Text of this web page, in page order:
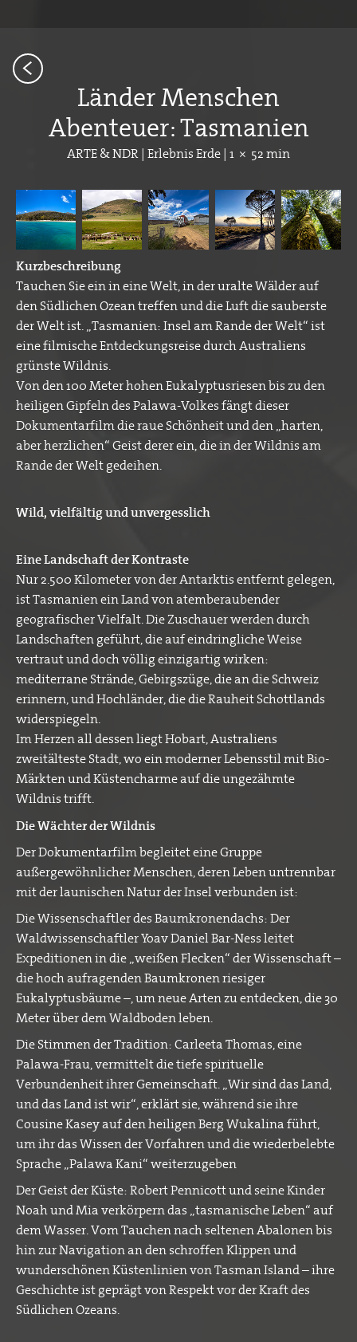
<
Länder Menschen
Abenteuer: Tasmanien
ARTE & NDR | Erlebnis Erde | 1 × 52 min
Kurzbeschreibung
Tauchen Sie ein in eine Welt, in der uralte Wälder auf
den Südlichen Ozean treffen und die Luft die sauberste
der Welt ist. „Tasmanien: Insel am Rande der Welt“ ist
eine filmische Entdeckungsreise durch Australiens
grünste Wildnis.
Von den 100 Meter hohen Eukalyptusriesen bis zu den
heiligen Gipfeln des Palawa-Volkes fängt dieser
Dokumentarfilm die raue Schönheit und den „harten,
aber herzlichen“ Geist derer ein, die in der Wildnis am
Rande der Welt gedeihen.
Wild, vielfältig und unvergesslich
Eine Landschaft der Kontraste
Nur 2.500 Kilometer von der Antarktis entfernt gelegen,
ist Tasmanien ein Land von atemberaubender
geografischer Vielfalt. Die Zuschauer werden durch
Landschaften geführt, die auf eindringliche Weise
vertraut und doch völlig einzigartig wirken:
mediterrane Strände, Gebirgszüge, die an die Schweiz
erinnern, und Hochländer, die die Rauheit Schottlands
widerspiegeln.
Im Herzen all dessen liegt Hobart, Australiens
zweitälteste Stadt, wo ein moderner Lebensstil mit Bio-
Märkten und Küstencharme auf die ungezähmte
Wildnis trifft.
Die Wächter der Wildnis
Der Dokumentarfilm begleitet eine Gruppe
außergewöhnlicher Menschen, deren Leben untrennbar
mit der launischen Natur der Insel verbunden ist:
Die Wissenschaftler des Baumkronendachs: Der
Waldwissenschaftler Yoav Daniel Bar-Ness leitet
Expeditionen in die „weißen Flecken“ der Wissenschaft –
die hoch aufragenden Baumkronen riesiger
Eukalyptusbäume –, um neue Arten zu entdecken, die 30
Meter über dem Waldboden leben.
Die Stimmen der Tradition: Carleeta Thomas, eine
Palawa-Frau, vermittelt die tiefe spirituelle
Verbundenheit ihrer Gemeinschaft. „Wir sind das Land,
und das Land ist wir“, erklärt sie, während sie ihre
Cousine Kasey auf den heiligen Berg Wukalina führt,
um ihr das Wissen der Vorfahren und die wiederbelebte
Sprache „Palawa Kani“ weiterzugeben
Der Geist der Küste: Robert Pennicott und seine Kinder
Noah und Mia verkörpern das „tasmanische Leben“ auf
dem Wasser. Vom Tauchen nach seltenen Abalonen bis
hin zur Navigation an den schroffen Klippen und
wunderschönen Küstenlinien von Tasman Island – ihre
Geschichte ist geprägt von Respekt vor der Kraft des
Südlichen Ozeans.